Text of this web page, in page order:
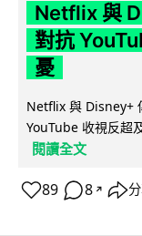
Netflix 與
對抗
憂
Netflix 與 Disney+
YouTube 收視反超
閱讀全文
89 8 ↗